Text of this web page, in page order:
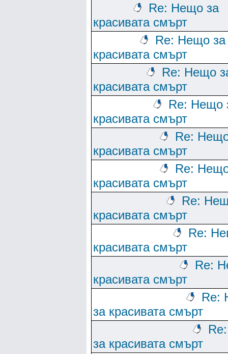
Re: Нещо за
красивата смърт
Re: Нещо за
красивата смърт
Re: Нещо
красивата смърт
Re: Нещо
красивата смърт
Re:
красивата смърт
Re:
красивата смърт
Re:
красивата смърт
Re:
красивата смърт
Re:
красивата смърт
Re:
за красивата смърт
за красивата смърт